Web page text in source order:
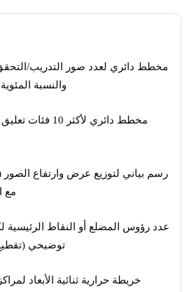
مخطط دائري لعدد صور التدريب/التحقق/
والنسبة
مخطط دائري لأكثر 10
رسم بياني لتوزيع عرض وارتفاع
مع
عدد رؤوس المضلع أو النقاط الرئيسية
توضيحي
خريطة حرارية ثنائية الأبعاد